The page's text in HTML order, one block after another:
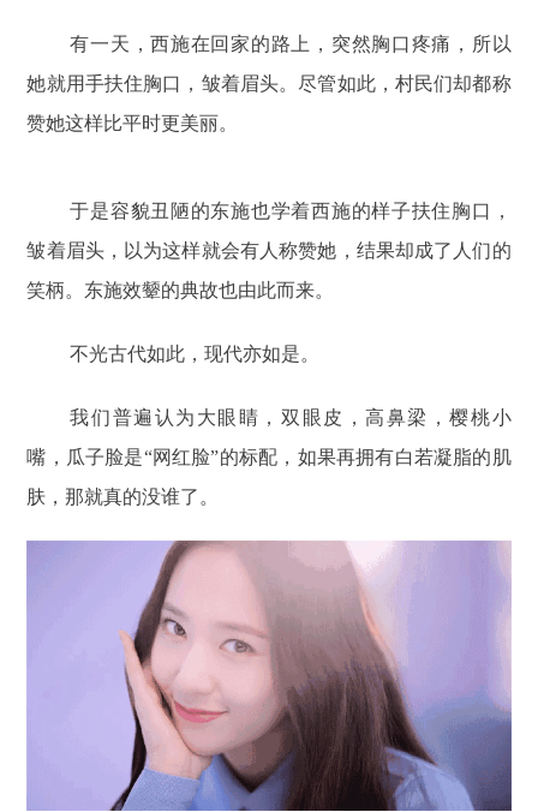
有一天，西施在回家的路上，突然胸口疼痛，所以
她就用手扶住胸口，皱着眉头。尽管如此，村民们却都称
赞她这样比平时更美丽。
于是容貌丑陋的东施也学着西施的样子扶住胸口，
皱着眉头，以为这样就会有人称赞她，结果却成了人们的
笑柄。东施效颦的典故也由此而来。
不光古代如此，现代亦如是。
我们普遍认为大眼睛，双眼皮，高鼻梁，樱桃小
嘴，瓜子脸是“网红脸”的标配，如果再拥有白若凝脂的肌
肤，那就真的没谁了。